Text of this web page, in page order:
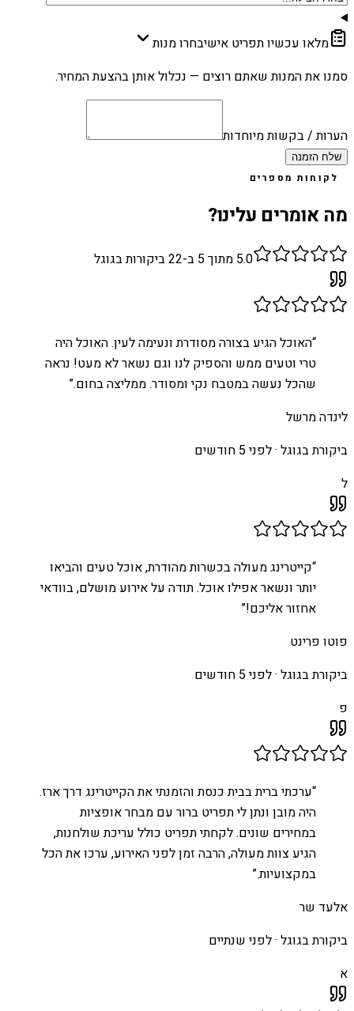
מלאו עכשיו תפריט אישיבחרו מנות
סמנו את המנות שאתם רוצים — נכלול אותן בהצעת המחיר.
הערות / בקשות מיוחדות
שלח הזמנה
לקוחות מספרים
מה אומרים עלינו?
5.0 מתוך 5 ב- 22ביקורות בגוגל
“האוכל הגיע בצורה מסודרת ונעימה לעין. האוכל היה
טרי וטעים ממש והספיק לנו וגם נשאר לא מעט! נראה
שהכל נעשה במטבח נקי ומסודר. ממליצה בחום.”
לינדה מרשל
ביקורת בגוגל ·לפני 5 חודשים
ל
“קייטרינג מעולה בכשרות מהודרת, אוכל טעים והביאו
יותר ונשאר אפילו אוכל. תודה על אירוע מושלם, בוודאי
אחזור אליכם!”
פוטו פרינט
ביקורת בגוגל ·לפני 5 חודשים
פ
“ערכתי ברית בבית כנסת והזמנתי את הקייטרינג דרך ארז.
היה מובן ונתן לי תפריט ברור עם מבחר אופציות
במחירים שונים. לקחתי תפריט כולל עריכת שולחנות,
הגיע צוות מעולה, הרבה זמן לפני האירוע, ערכו את הכל
במקצועיות.”
אלעד שר
ביקורת בגוגל ·לפני שנתיים
א